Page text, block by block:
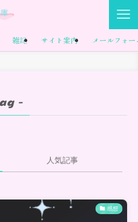
雑記 サイト案内 メールフォー
–
人気記事
感想